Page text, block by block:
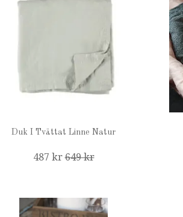
Duk I Tvättat Linne Natur
487 kr649 kr